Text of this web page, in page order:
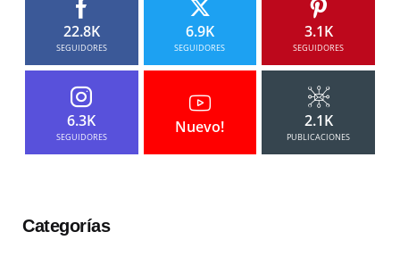
22.8K
SEGUIDORES
6.9K
SEGUIDORES
3.1K
SEGUIDORES
6.3K
SEGUIDORES
Nuevo! 2.1K
PUBLICACIONES
Categorías